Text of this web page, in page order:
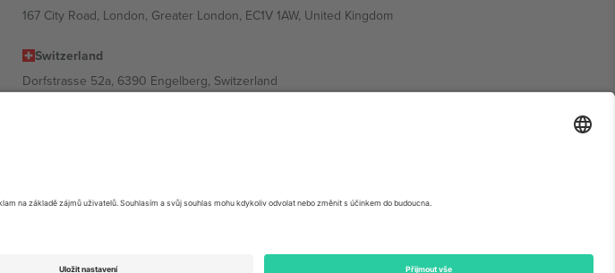
167 City Road, London, Greater London, EC1V 1AW, United Kingdom
Switzerland
Dorfstrasse 52a, 6390 Engelberg, Switzerland